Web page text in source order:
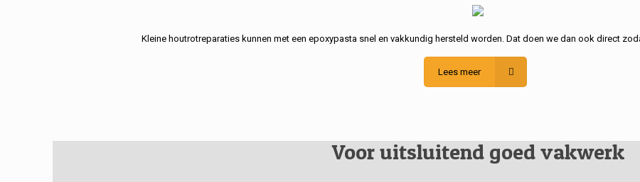
Kleine houtrotreparaties kunnen met een epoxypasta snel en vakkundig hersteld worden. Dat doen we dan ook direct
Lees meer
Voor uitsluitend goed vakwerk